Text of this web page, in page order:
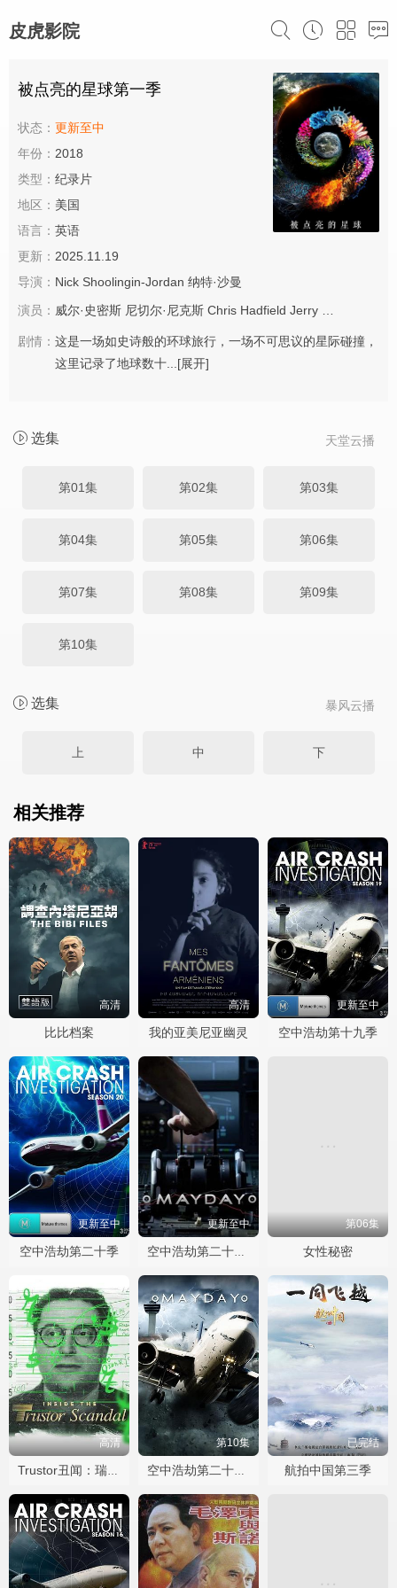
皮虎影院
被点亮的星球第一季
状态： 更新至中
年份： 2018
类型： 纪录片
地区： 美国
语言： 英语
更新： 2025.11.19
导演： Nick Shoolingin-Jordan 纳特·沙曼
演员： 威尔·史密斯 尼切尔·尼克斯 Chris Hadfield Jerry Linenger
剧情： 这是一场如史诗般的环球旅行，一场不可思议的星际碰撞，
这里记录了地球数十... [展开]
天堂云播
选集
第01集 第02集 第03集
第04集 第05集 第06集
第07集 第08集 第09集
第10集
暴风云播
选集
上 中 下
相关推荐
高清
比比档案
高清
我的亚美尼亚幽灵
更新至中
空中浩劫第十九季
更新至中
空中浩劫第二十季
更新至中
空中浩劫第二十二季
第06集
女性秘密
高清
Trustor丑闻：瑞典金融案内幕
第10集
空中浩劫第二十五季
已完结
航拍中国第三季